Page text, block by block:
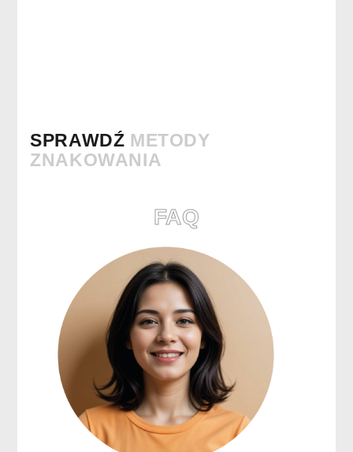
SPRAWDŹ METODY
ZNAKOWANIA
FAQ